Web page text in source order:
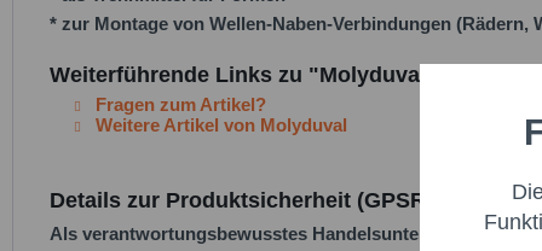
* zur Montage von Wellen-Naben-Verbindungen (Rädern,
Weiterführende Links zu "Molyduval Titus
Fragen zum Artikel?
Weitere Artikel von Molyduval
Details zur Produktsicherheit (GPSR)
Als verantwortungsbewusstes Handelsunternehmen